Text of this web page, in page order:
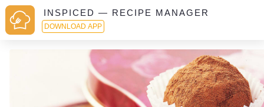
INSPICED — RECIPE MANAGER
DOWNLOAD APP